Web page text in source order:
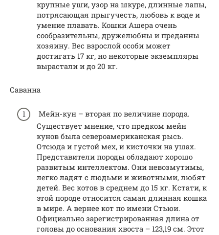
крупные уши, узор на шкуре, длинные лапы,
потрясающая прыгучесть, любовь к воде и
умение плавать. Кошки Ашера очень
сообразительны, дружелюбны и преданны
хозяину. Вес взрослой особи может
достигать 17 кг, но некоторые экземпляры
вырастали и до 20 кг.
Саванна
Мейн-кун – вторая по величине порода.
Существует мнение, что предком мейн
кунов была североамериканская рысь.
Отсюда и густой мех, и кисточки на ушах.
Представители породы обладают хорошо
развитым интеллектом. Они невозмутимы,
легко ладят с людьми и животными, любят
детей. Вес котов в среднем до 15 кг. Кстати, к
этой породе относится самая длинная кошка
в мире. А вернее кот по имени Стьюи.
Официально зарегистрированная длина от
головы до основания хвоста – 123,19 см. Этот